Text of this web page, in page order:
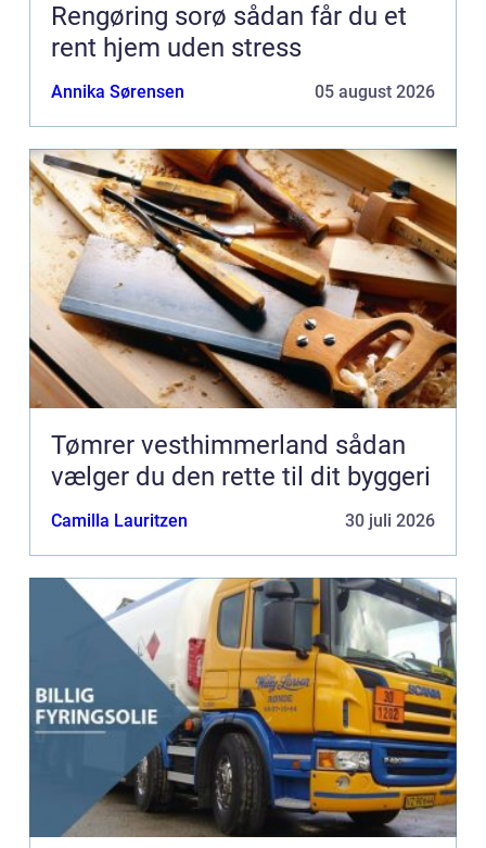
Rengøring sorø sådan får du et
rent hjem uden stress
Annika Sørensen 05 august 2026
Tømrer vesthimmerland sådan
vælger du den rette til dit byggeri
Camilla Lauritzen 30 juli 2026